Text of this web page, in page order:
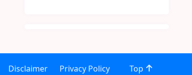
Disclaimer Privacy Policy Top